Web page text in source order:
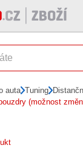
auta Tuning
(možnost